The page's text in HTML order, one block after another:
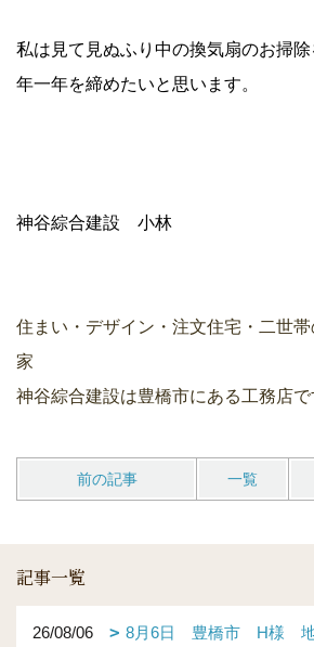
私は見て見ぬふり中の換気扇のお掃
年一年を締めたいと思います。
神谷綜合建設 小林
住まい・デザイン・注文住宅・二世
家
神谷綜合建設は豊橋市にある工務店で
前の記事 一覧
記事一覧
26/08/06 8月6日 豊橋市 H様 地